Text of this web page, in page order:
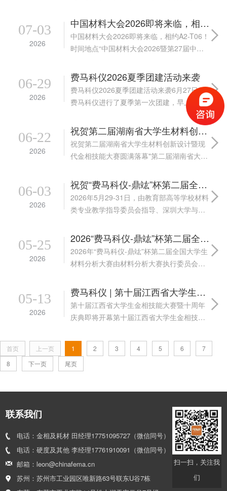
国际博览中心盛大举行。作为国内新材料领
域规模最大、规格最高、影响力最强...
07-03
2026
中国材料大会2026即将来临，相约A2-T06！
中国材料大会2026即将来临，相约A2-T06！
时间地点“中国材料大会2026暨第27届中国
日，在武汉国际博览中心（湖北省武汉市汉
阳区洲头街街道鹦鹉大道...
06-29
2026
费马科仪2026夏季团建活动来袭
费马科仪2026夏季团建活动来袭6月27日，
费马科仪进行了夏季第一次团建，早上十点
大家相约环游运动超乐场，台球保龄球、电
玩卡丁车、索道梅花桩……各类娱乐项目应
有尽有，两个小时的自由体验时间，每个人
都找...
06-22
2026
祝贺第二届湖南省大学生材料创新设计暨现代金相技能大赛圆满落幕
祝贺第二届湖南省大学生材料创新设计暨现
代金相技能大赛圆满落幕"第二届湖南省大学
年6月19日至21日，在长沙理工大学云塘校
区材料科学与工程学院圆满落下...
06-03
2026
祝贺“费马科仪-鼎竑”杯第二届全国大学生材料分析大赛圆满结束
2026年5月29-31日，由教育部高等学校材料
类专业教学指导委员会指导、深圳大学与武
二届全国大学生材料分析大赛，在深圳大学
丽湖校区圆满结束。来自...
05-25
2026
2026“费马科仪-鼎竑”杯第二届全国大学生材料分析大赛决赛即将来临
2026年“费马科仪-鼎竑”杯第二届全国大学生
材料分析大赛由材料分析大赛执行委员会组
于2026年5月29日至31日在深圳大学进行。
作为大赛的冠名商之一，费马科仪深...
05-13
2026
费马科仪 | 第十届江西省大学生金相技能大赛暨十周年庆典即将开幕
第十届江西省大学生金相技能大赛暨十周年
庆典即将开幕第十届江西省大学生金相技能
在江西南昌的南昌大学拉开帷幕。作为本次
大赛的赞助商之一，费马科仪专业团队已整
装...
首页 上一页 1 2 3 4 5 6
7
8
下一页 尾页
联系我们
电话：金相及耗材 田经理17751095727（微信同号）
电话：硬度及其他 李经理17761910091（微信同号）
邮箱：leon@chinafema.cn
苏州：苏州市工业园区唯新路63号联东U谷7栋
扫一扫，关注我
们